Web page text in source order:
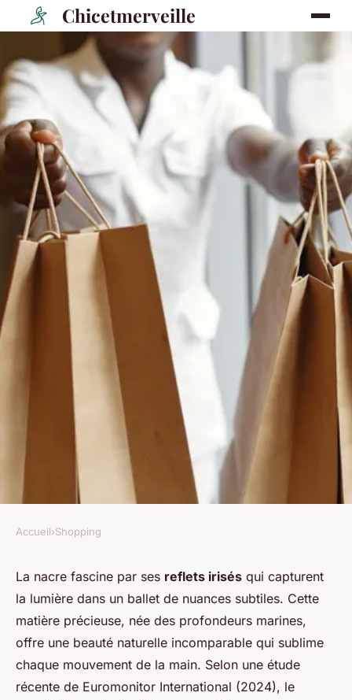
Chicetmerveille
SHOPPING
Découvrez la collection
élégante de bagues en nacre
Nathan•15 novembre 2025• 6 min de lecture
Accueil›Shopping
La nacre fascine par ses reflets irisés qui capturent
la lumière dans un ballet de nuances subtiles. Cette
matière précieuse, née des profondeurs marines,
offre une beauté naturelle incomparable qui sublime
chaque mouvement de la main. Selon une étude
récente de Euromonitor International (2024), le